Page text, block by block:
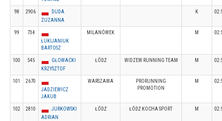
98 2906
DUDA
ZUZANNA
K
99
734
ŁUKIJANIUK
BARTOSZ
MILANÓWEK M
100 545
GŁOWACKI
KRZYSZTOF
ŁÓDŹ WIDZEW RUNNING TEAM M
101
2670
JADZIEWICZ
JAKUB
WARSZAWA
PRORUNNING
PROMOTION
M
102 2810
JURKOWSKI
ADRIAN
ŁÓDŹ ŁÓDŹ KOCHA SPORT M